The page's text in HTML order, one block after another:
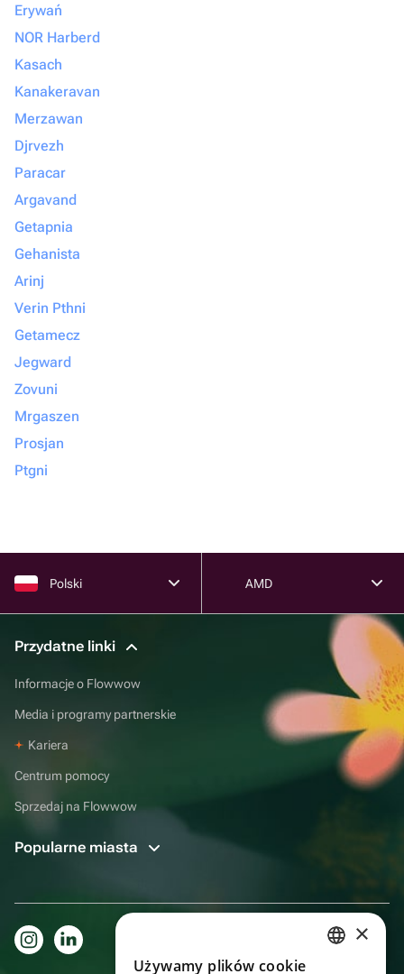
Erywań
NOR Harberd
Kasach
Kanakeravan
Merzawan
Djrvezh
Paracar
Argavand
Getapnia
Gehanista
Arinj
Verin Pthni
Getamecz
Jegward
Zovuni
Mrgaszen
Prosjan
Ptgni
Polski AMD
Przydatne linki
Informacje o Flowwow
Media i programy partnerskie
Kariera
Centrum pomocy
Sprzedaj na Flowwow
Popularne miasta
×
Używamy plików cookie